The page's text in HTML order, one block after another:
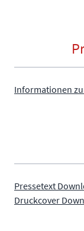
Informationen
Pressetext
Druckcover